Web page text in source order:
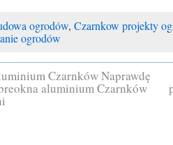
ogrodów, Czarnkow projekty
ogrodów
Czarnków Naprawdę
aluminium Czarnków